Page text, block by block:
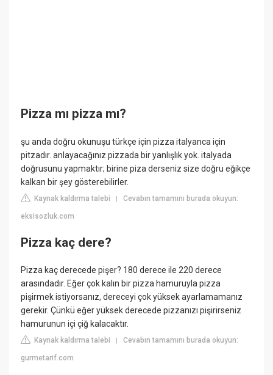
Pizza mı pizza mı?
şu anda doğru okunuşu türkçe için pizza italyanca için
pitzadır. anlayacağınız pizzada bir yanlışlık yok. italyada
doğrusunu yapmaktır; birine piza derseniz size doğru eğikçe
kalkan bir şey gösterebilirler.
Kaynak kaldırma talebi |Cevabın tamamını burada okuyun:
eksisozluk.com
Pizza kaç dere?
Pizza kaç derecede pişer? 180 derece ile 220 derece
arasındadır. Eğer çok kalın bir pizza hamuruyla pizza
pişirmek istiyorsanız, dereceyi çok yüksek ayarlamamanız
gerekir. Çünkü eğer yüksek derecede pizzanızı pişirirseniz
hamurunun içi çiğ kalacaktır.
Kaynak kaldırma talebi |Cevabın tamamını burada okuyun:
gurmetarif.com